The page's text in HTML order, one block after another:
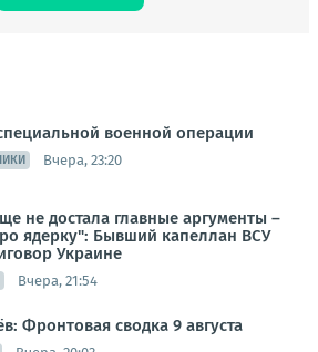
военной операции
Вчера, 23:20
не достала главные аргументы –
ядерку": Бывший капеллан ВСУ
Украине
Вчера, 21:54
Фронтовая сводка 9 августа